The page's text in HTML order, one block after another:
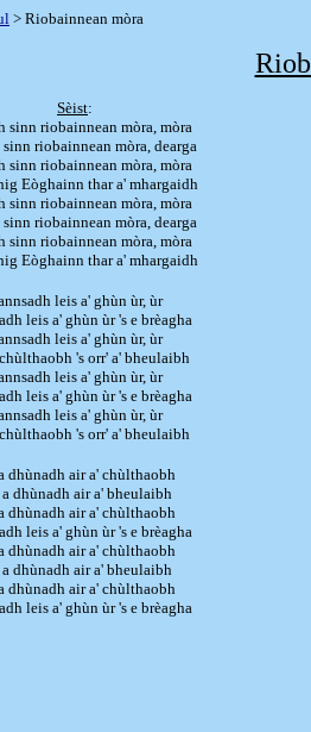
> Riobainnean mòra
Sèist:
sinn riobainnean mòra, mòra
riobainnean mòra, dearga
sinn riobainnean mòra, mòra
Eòghainn thar a' mhargaidh
sinn riobainnean mòra, mòra
riobainnean mòra, dearga
sinn riobainnean mòra, mòra
Eòghainn thar a' mhargaidh
leis a' ghùn ùr, ùr
leis a' ghùn ùr 's e brèagha
leis a' ghùn ùr, ùr
's orr' a' bheulaibh
leis a' ghùn ùr, ùr
leis a' ghùn ùr 's e brèagha
leis a' ghùn ùr, ùr
's orr' a' bheulaibh
dhùnadh air a' chùlthaobh
dhùnadh air a' bheulaibh
dhùnadh air a' chùlthaobh
leis a' ghùn ùr 's e brèagha
dhùnadh air a' chùlthaobh
dhùnadh air a' bheulaibh
dhùnadh air a' chùlthaobh
leis a' ghùn ùr 's e brèagha